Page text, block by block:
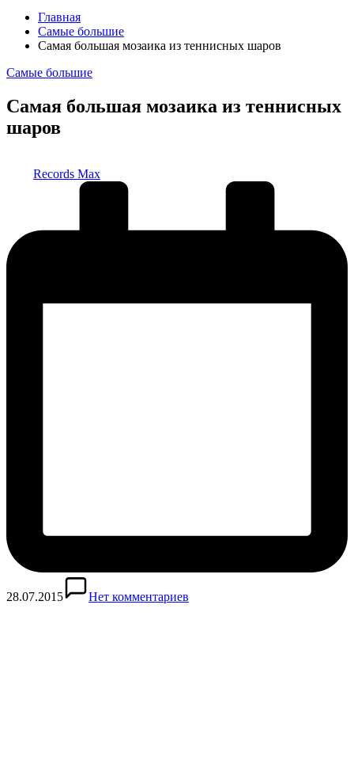
Главная
Самые большие
Самая большая мозаика из теннисных шаров
Опубликовано
Самые большие
Самая большая мозаика из теннисных
шаров
Records Max
28.07.2015 Нет комментариев